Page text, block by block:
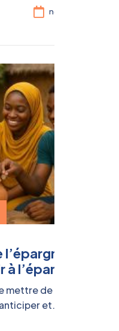
de l’ESS,
transitions
nov. 13, 2025
le
l’épargne
mettre de l’argent
et